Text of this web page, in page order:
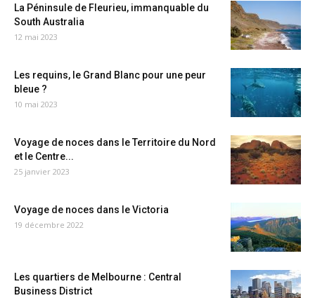
La Péninsule de Fleurieu, immanquable du
South Australia
12 mai 2023
Les requins, le Grand Blanc pour une peur
bleue ?
10 mai 2023
Voyage de noces dans le Territoire du Nord
et le Centre...
25 janvier 2023
Voyage de noces dans le Victoria
19 décembre 2022
Les quartiers de Melbourne : Central
Business District